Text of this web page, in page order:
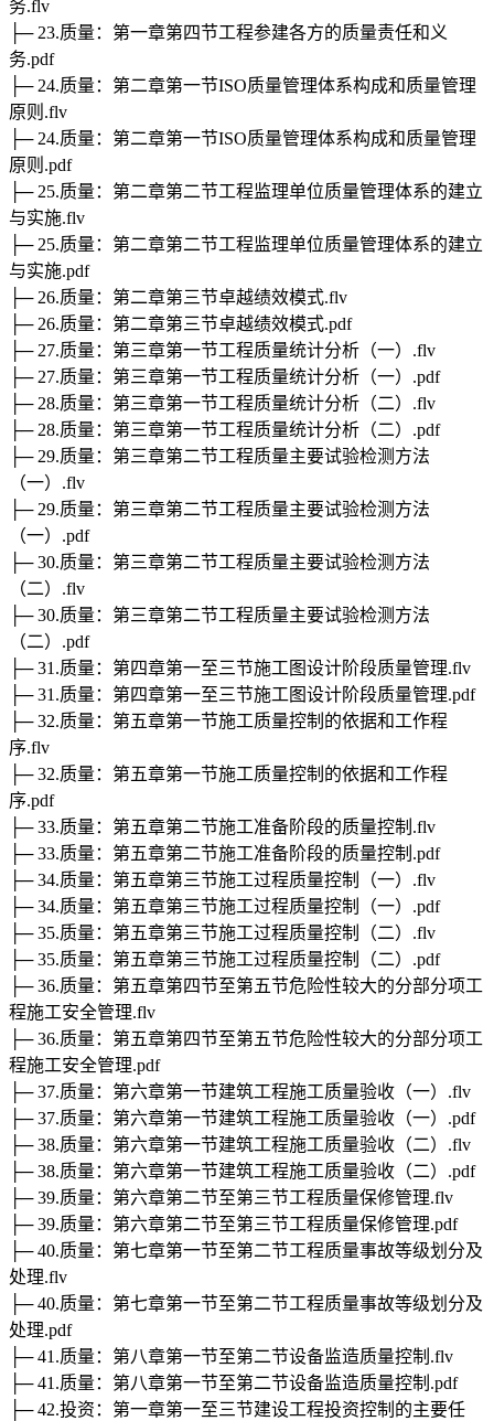
务.flv
├─ 23.质量：第一章第四节工程参建各方的质量责任和义
务.pdf
├─ 24.质量：第二章第一节ISO质量管理体系构成和质量管理
原则.flv
├─ 24.质量：第二章第一节ISO质量管理体系构成和质量管理
原则.pdf
├─ 25.质量：第二章第二节工程监理单位质量管理体系的建立
与实施.flv
├─ 25.质量：第二章第二节工程监理单位质量管理体系的建立
与实施.pdf
├─ 26.质量：第二章第三节卓越绩效模式.flv
├─ 26.质量：第二章第三节卓越绩效模式.pdf
├─ 27.质量：第三章第一节工程质量统计分析（一）.flv
├─ 27.质量：第三章第一节工程质量统计分析（一）.pdf
├─ 28.质量：第三章第一节工程质量统计分析（二）.flv
├─ 28.质量：第三章第一节工程质量统计分析（二）.pdf
├─ 29.质量：第三章第二节工程质量主要试验检测方法
（一）.flv
├─ 29.质量：第三章第二节工程质量主要试验检测方法
（一）.pdf
├─ 30.质量：第三章第二节工程质量主要试验检测方法
（二）.flv
├─ 30.质量：第三章第二节工程质量主要试验检测方法
（二）.pdf
├─ 31.质量：第四章第一至三节施工图设计阶段质量管理.flv
├─ 31.质量：第四章第一至三节施工图设计阶段质量管理.pdf
├─ 32.质量：第五章第一节施工质量控制的依据和工作程
序.flv
├─ 32.质量：第五章第一节施工质量控制的依据和工作程
序.pdf
├─ 33.质量：第五章第二节施工准备阶段的质量控制.flv
├─ 33.质量：第五章第二节施工准备阶段的质量控制.pdf
├─ 34.质量：第五章第三节施工过程质量控制（一）.flv
├─ 34.质量：第五章第三节施工过程质量控制（一）.pdf
├─ 35.质量：第五章第三节施工过程质量控制（二）.flv
├─ 35.质量：第五章第三节施工过程质量控制（二）.pdf
├─ 36.质量：第五章第四节至第五节危险性较大的分部分项工
程施工安全管理.flv
├─ 36.质量：第五章第四节至第五节危险性较大的分部分项工
程施工安全管理.pdf
├─ 37.质量：第六章第一节建筑工程施工质量验收（一）.flv
├─ 37.质量：第六章第一节建筑工程施工质量验收（一）.pdf
├─ 38.质量：第六章第一节建筑工程施工质量验收（二）.flv
├─ 38.质量：第六章第一节建筑工程施工质量验收（二）.pdf
├─ 39.质量：第六章第二节至第三节工程质量保修管理.flv
├─ 39.质量：第六章第二节至第三节工程质量保修管理.pdf
├─ 40.质量：第七章第一节至第二节工程质量事故等级划分及
处理.flv
├─ 40.质量：第七章第一节至第二节工程质量事故等级划分及
处理.pdf
├─ 41.质量：第八章第一节至第二节设备监造质量控制.flv
├─ 41.质量：第八章第一节至第二节设备监造质量控制.pdf
├─ 42.投资：第一章第一至三节建设工程投资控制的主要任